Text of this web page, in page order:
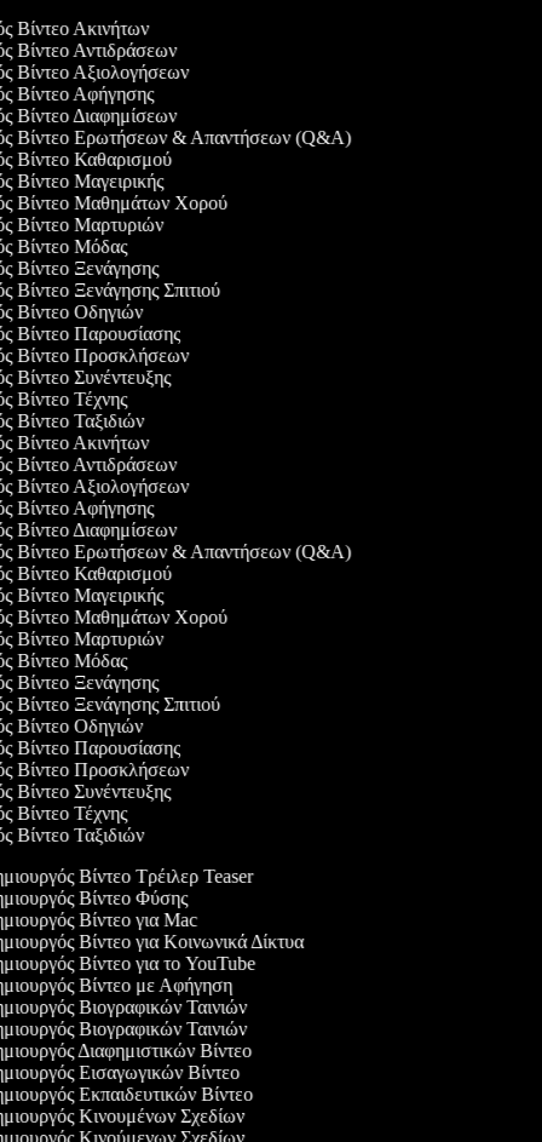
Βίντεο Ακινήτων
Βίντεο Αντιδράσεων
Βίντεο Αξιολογήσεων
Βίντεο Αφήγησης
Βίντεο Διαφημίσεων
Βίντεο Ερωτήσεων & Απαντήσεων (Q&A)
Βίντεο Καθαρισμού
Βίντεο Μαγειρικής
Βίντεο Μαθημάτων Χορού
Βίντεο Μαρτυριών
Βίντεο Μόδας
Βίντεο Ξενάγησης
Βίντεο Ξενάγησης Σπιτιού
Βίντεο Οδηγιών
Βίντεο Παρουσίασης
Βίντεο Προσκλήσεων
Βίντεο Συνέντευξης
Βίντεο Τέχνης
Βίντεο Ταξιδιών
Βίντεο Ακινήτων
Βίντεο Αντιδράσεων
Βίντεο Αξιολογήσεων
Βίντεο Αφήγησης
Βίντεο Διαφημίσεων
Βίντεο Ερωτήσεων & Απαντήσεων (Q&A)
Βίντεο Καθαρισμού
Βίντεο Μαγειρικής
Βίντεο Μαθημάτων Χορού
Βίντεο Μαρτυριών
Βίντεο Μόδας
Βίντεο Ξενάγησης
Βίντεο Ξενάγησης Σπιτιού
Βίντεο Οδηγιών
Βίντεο Παρουσίασης
Βίντεο Προσκλήσεων
Βίντεο Συνέντευξης
Βίντεο Τέχνης
Βίντεο Ταξιδιών
Βίντεο Τρέιλερ Teaser
Βίντεο Φύσης
Βίντεο για Mac
Βίντεο για Κοινωνικά Δίκτυα
Βίντεο για το YouTube
Βίντεο με Αφήγηση
Βιογραφικών Ταινιών
Βιογραφικών Ταινιών
Διαφημιστικών Βίντεο
Εισαγωγικών Βίντεο
Εκπαιδευτικών Βίντεο
Κινουμένων Σχεδίων